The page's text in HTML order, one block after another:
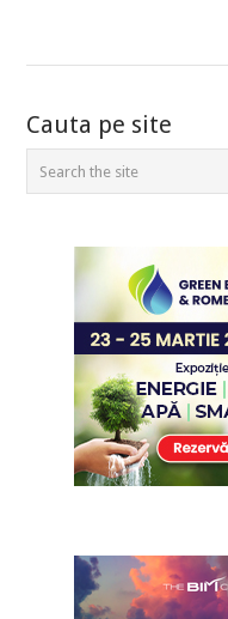
POSTS
NAVIGATION
Cauta pe site